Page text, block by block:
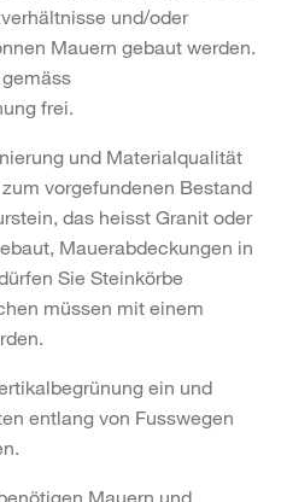
und/oder
Mauern gebaut werden.
frei.
und Materialqualität
vorgefundenen Bestand
das heisst Granit oder
Mauerabdeckungen in
Sie Steinkörbe
müssen mit einem
ein und
entlang von Fusswegen
Mauern und